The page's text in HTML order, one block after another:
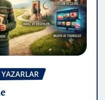
YAZARLAR